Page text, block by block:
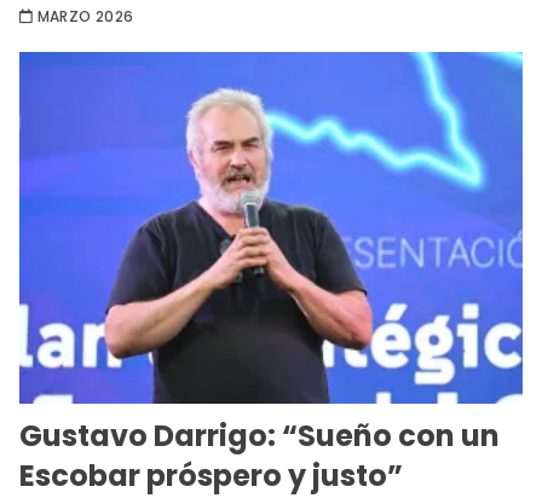
MARZO 2026
Gustavo Darrigo: “Sueño con un
Escobar próspero y justo”